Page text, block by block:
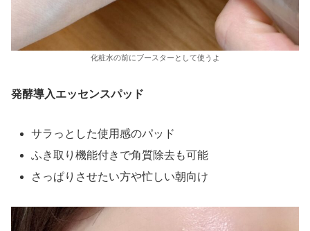
化粧水の前にブースターとして使うよ
発酵導入エッセンスパッド
サラっとした使用感のパッド
ふき取り機能付きで角質除去も可能
さっぱりさせたい方や忙しい朝向け